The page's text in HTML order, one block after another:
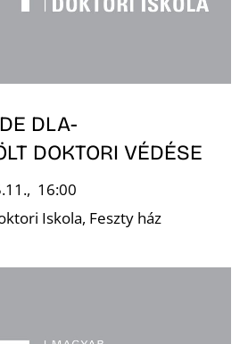
DLA-
DOKTORI VÉDÉSE
16:00
Iskola, Feszty ház